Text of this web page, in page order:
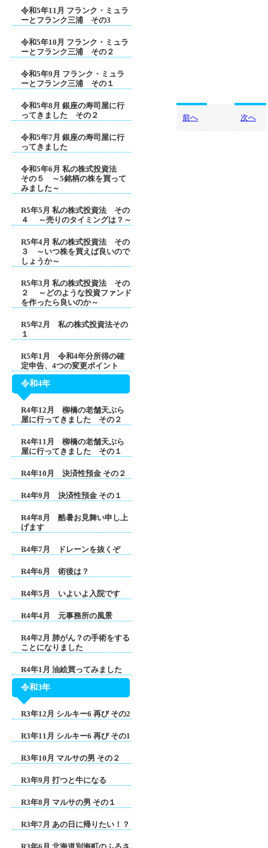
令和5年11月 フランク・ミュラ
ーとフランク三浦 その3
令和5年10月 フランク・ミュラ
ーとフランク三浦 その２
令和5年9月 フランク・ミュラ
ーとフランク三浦 その１
令和5年8月 銀座の寿司屋に行
ってきました その２
令和5年7月 銀座の寿司屋に行
ってきました
令和5年6月 私の株式投資法
その５ ～5銘柄の株を買って
みました～
R5年5月 私の株式投資法 その
４ ～売りのタイミングは？～
R5年4月 私の株式投資法 その
３ ～いつ株を買えば良いので
しょうか～
R5年3月 私の株式投資法 その
２ ～どのような投資ファンド
を作ったら良いのか～
R5年2月 私の株式投資法その
１
R5年1月 令和4年分所得の確
定申告、4つの変更ポイント
令和4年
R4年12月 柳橋の老舗天ぷら
屋に行ってきました その２
R4年11月 柳橋の老舗天ぷら
屋に行ってきました その１
R4年10月 決済性預金 その２
R4年9月 決済性預金 その１
R4年8月 酷暑お見舞い申し上
げます
R4年7月 ドレーンを抜くぞ
R4年6月 術後は？
R4年5月 いよいよ入院です
R4年4月 元事務所の風景
R4年2月 肺がん？の手術をする
ことになりました
R4年1月 油絵買ってみました
令和3年
R3年12月 シルキー6 再び その2
R3年11月 シルキー6 再び その1
R3年10月 マルサの男 その２
R3年9月 打つと牛になる
R3年8月 マルサの男 その１
R3年7月 あの日に帰りたい！？
前へ 次へ